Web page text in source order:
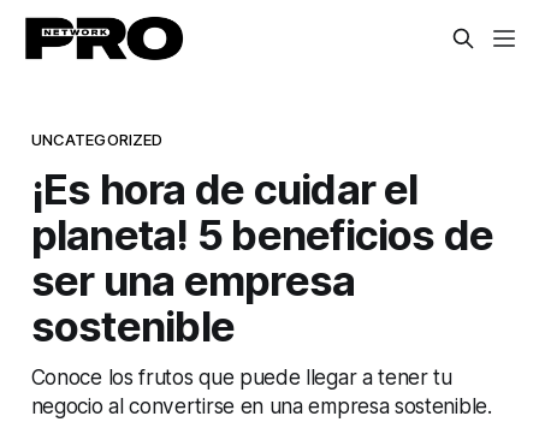
UNCATEGORIZED
¡Es hora de cuidar el
planeta! 5 beneficios de
ser una empresa
sostenible
Conoce los frutos que puede llegar a tener tu
negocio al convertirse en una empresa sostenible.